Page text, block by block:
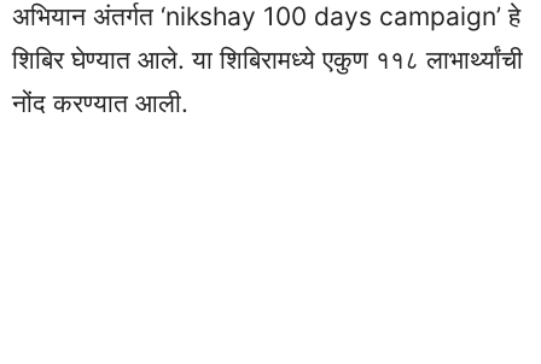
अभियान अंतर्गत ‘nikshay 100 days campaign’ हे
शिबिर घेण्यात आले. या शिबिरामध्ये एकुण ११८ लाभार्थ्यांची
नोंद करण्यात आली.